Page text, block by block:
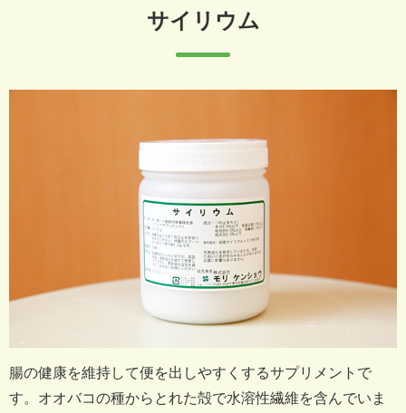
サイリウム
腸の健康を維持して便を出しやすくするサプリメントで
す。 オオバコの種からとれた殻で水溶性繊維を含んでいま